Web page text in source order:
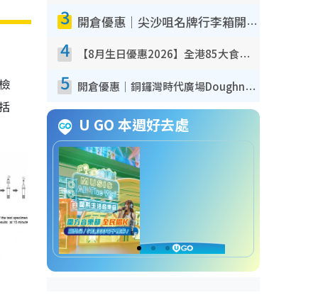
3 開倉優惠｜尖沙咀名牌行李箱開倉低至4折！一連5日 American Tourister/ace./Hallmark $200起！
4 【8月生日優惠2026】全港85大食買玩著數攻略 自助餐/火鍋放題同行免費＋誠品/DONKI送現金券
5 開倉優惠｜銅鑼灣時代廣場Doughnut/Campo Marzio開倉低至1折！背囊、書包、手袋劈價$200起
U GO 本週好去處